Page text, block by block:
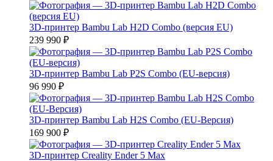
3D-принтер Bambu Lab H2D Combo (версия EU)
239 990 ₽
3D-принтер Bambu Lab P2S Combo (EU-версия)
96 990 ₽
3D-принтер Bambu Lab H2S Combo (EU-Версия)
169 900 ₽
3D-принтер Creality Ender 5 Max